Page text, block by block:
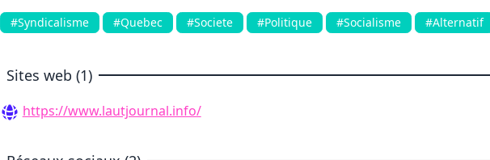
#Syndicalisme #Quebec #Societe #Politique #Socialisme #Alternatif
Sites web (1)
https://www.lautjournal.info/